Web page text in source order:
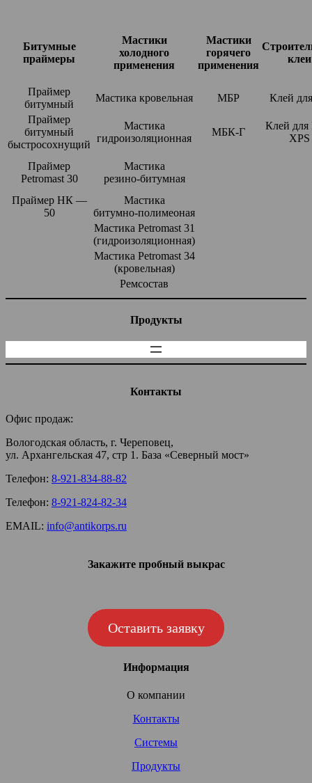
Битумные
праймеры
Мастики
холодного
применения
Мастики
горячего
применения
клеи
Праймер
битумный
Мастика кровельная МБР
Клей
Праймер
битумный
быстросохнущий
Мастика
гидроизоляционная
МБК-Г
Клей для
XPS
Праймер
Petromast 30
Мастика
резино-битумная
Праймер НК —
50
Мастика
битумно-полимеоная
Мастика Petromast 31
(гидроизоляционная)
Мастика Petromast 34
(кровельная)
Ремсостав
Продукты
Контакты
Офис продаж:
Вологодская область, г. Череповец,
ул. Архангельская 47, стр 1. База «Северный мост»
Телефон: 8-921-834-88-82
Телефон: 8-921-824-82-34
EMAIL: info@antikorps.ru
Закажите пробный выкрас
Оставить заявку
Информация
О компании
Контакты
Системы
Продукты